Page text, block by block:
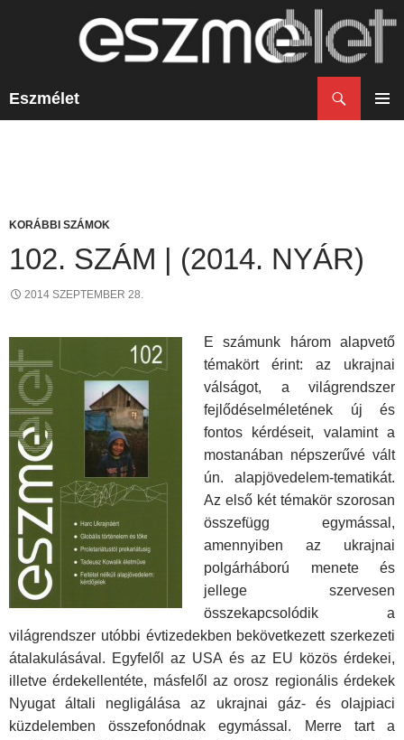
Eszmélet
KORÁBBI SZÁMOK
102. SZÁM | (2014. NYÁR)
2014 SZEPTEMBER 28.
E számunk három alapvető
témakört érint: az ukrajnai
válságot, a világrendszer
fejlődéselméletének új és
fontos kérdéseit, valamint a
mostanában népszerűvé vált
ún. alapjövedelem-tematikát.
Az első két témakör szorosan
összefügg egymással,
amennyiben az ukrajnai
polgárháború menete és
jellege szervesen
összekapcsolódik a
világrendszer utóbbi évtizedekben bekövetkezett szerkezeti
átalakulásával. Egyfelől az USA és az EU közös érdekei,
illetve érdekellentéte, másfelől az orosz regionális érdekek
Nyugat általi negligálása az ukrajnai gáz- és olajpiaci
küzdelemben összefonódnak egymással. Merre tart a